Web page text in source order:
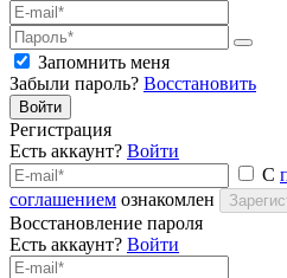
Запомнить меня
Забыли пароль? Восстановить
Войти
Регистрация
Есть аккаунт? Войти
С
соглашением ознакомлен
Восстановление пароля
Есть аккаунт? Войти